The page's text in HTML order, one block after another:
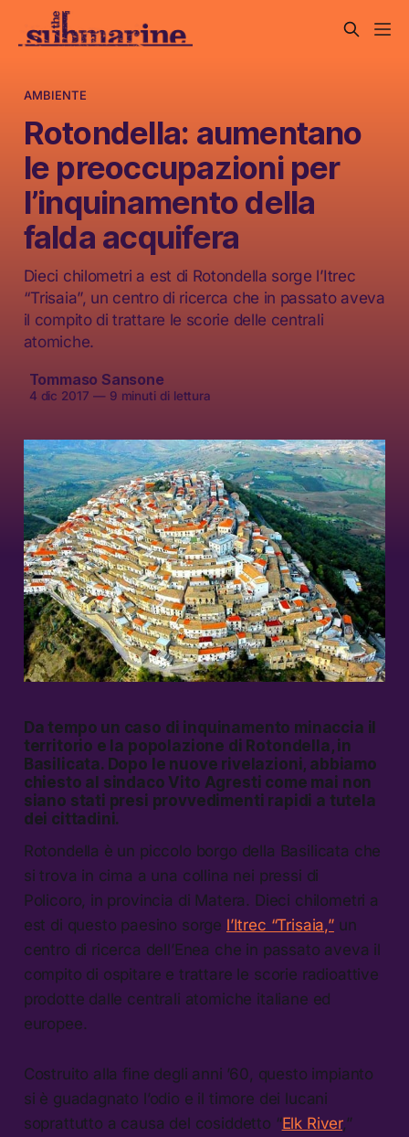
AMBIENTE
Rotondella: aumentano
le preoccupazioni per
l’inquinamento della
falda acquifera
Dieci chilometri a est di Rotondella sorge l’Itrec
“Trisaia”, un centro di ricerca che in passato aveva
il compito di trattare le scorie delle centrali
atomiche.
Tommaso Sansone
4 dic 2017 —9 minuti di lettura
Da tempo un caso di inquinamento minaccia il
territorio e la popolazione di Rotondella, in
Basilicata. Dopo le nuove rivelazioni, abbiamo
chiesto al sindaco Vito Agresti come mai non
siano stati presi provvedimenti rapidi a tutela
dei cittadini.
Rotondella è un piccolo borgo della Basilicata che
si trova in cima a una collina nei pressi di
Policoro, in provincia di Matera. Dieci chilometri a
est di questo paesino sorge l’Itrec “Trisaia,”un
centro di ricerca dell’Enea che in passato aveva il
compito di ospitare e trattare le scorie radioattive
prodotte dalle centrali atomiche italiane ed
europee.
Costruito alla fine degli anni ’60, questo impianto
si è guadagnato l’odio e il timore dei lucani
soprattutto a causa del cosiddetto “Elk River,”